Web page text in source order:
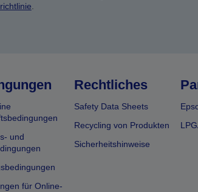
und
für Online-
Rechtliches
Safety Data Sheets
Recycling von Produkten
Sicherheitshinweise